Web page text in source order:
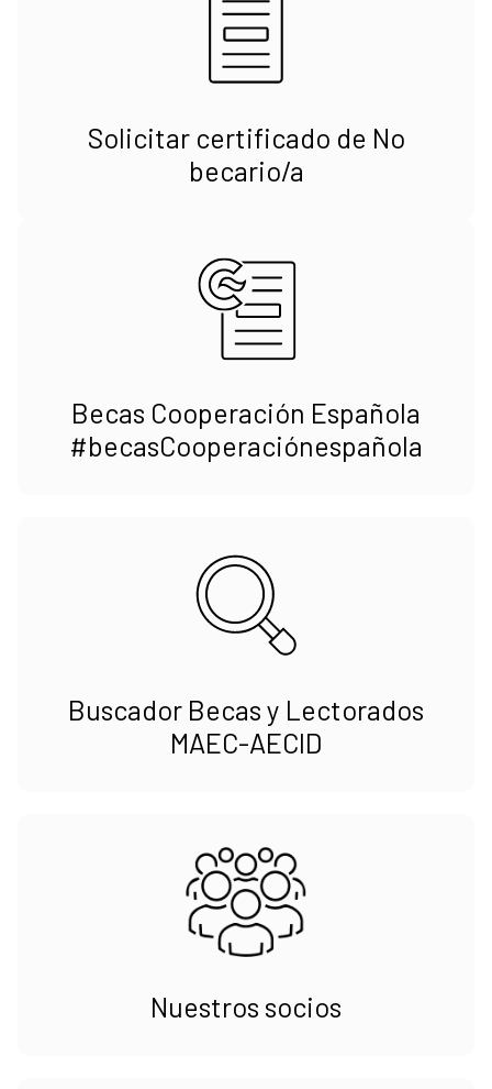
Solicitar certificado de No
becario/a
Becas Cooperación Española
#becasCooperaciónespañola
Buscador Becas y Lectorados
MAEC-AECID
Nuestros socios